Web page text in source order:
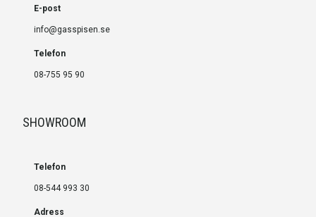
E-post
info@gasspisen.se
Telefon
08-755 95 90
SHOWROOM
Telefon
08-544 993 30
Adress